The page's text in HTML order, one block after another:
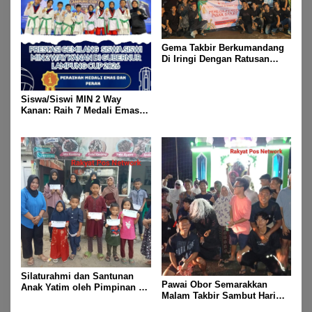
Siswa/Siswi MIN 2 Way
Kanan: Raih 7 Medali Emas
Taekwondo Championship
2026
Gema Takbir Berkumandang
Di Iringi Dengan Ratusan
Silaturahmi dan Santunan
Anak Yatim oleh Pimpinan PT
Pawai Obor Semarakkan
Malam Takbir Sambut Hari